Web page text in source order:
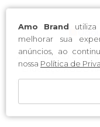
Amo Brand
melhorar sua
anúncios, ao
nossa Política de
A M O BRAND
Endereço:
GALPAO 01 CEP